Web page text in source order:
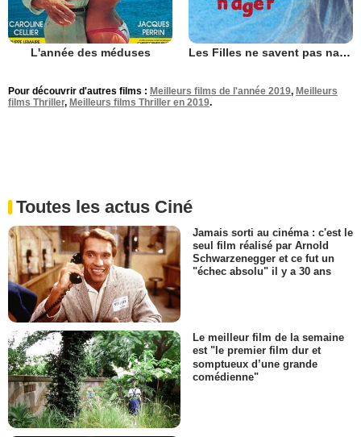
L'année des méduses Les Filles ne savent pas nager
Pour découvrir d'autres films : Meilleurs films de l'année 2019, Meilleurs
films Thriller, Meilleurs films Thriller en 2019.
Toutes les actus Ciné
Jamais sorti au cinéma : c'est le
seul film réalisé par Arnold
Schwarzenegger et ce fut un
"échec absolu" il y a 30 ans
Le meilleur film de la semaine
est "le premier film dur et
somptueux d’une grande
comédienne"